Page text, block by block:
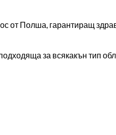
от Полша, гарантиращ
за всякакън тип